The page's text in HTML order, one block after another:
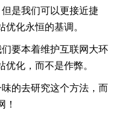
是我们可以更接近捷
化永恒的基调。
要本着维护互联网大环
化，而不是作弊。
的去研究这个方法，而
！